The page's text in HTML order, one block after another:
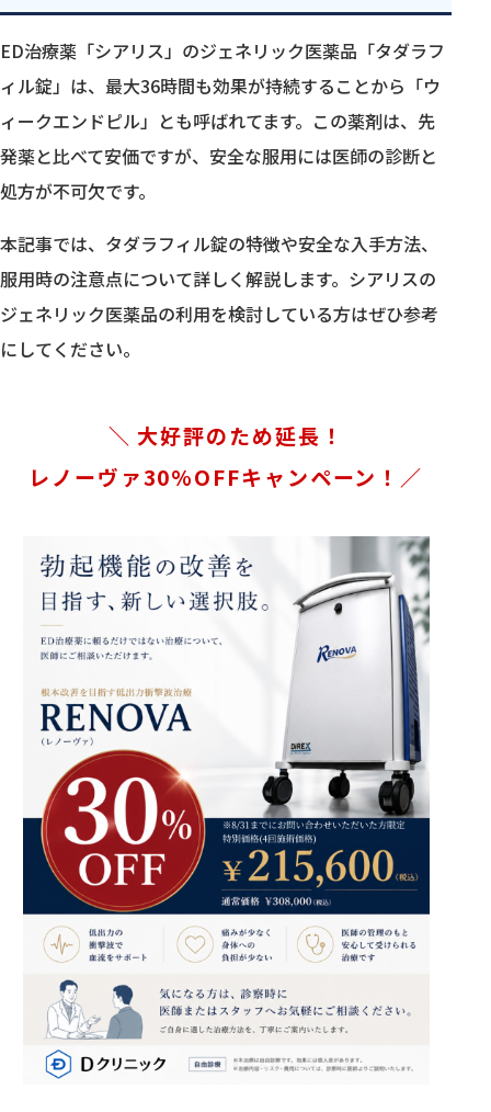
ED治療薬「シアリス」のジェネリック医薬品「タダラフ
ィル錠」は、最大36時間も効果が持続することから「ウ
ィークエンドピル」とも呼ばれてます。この薬剤は、先
発薬と比べて安価ですが、安全な服用には医師の診断と
処方が不可欠です。
本記事では、タダラフィル錠の特徴や安全な入手方法、
服用時の注意点について詳しく解説します。シアリスの
ジェネリック医薬品の利用を検討している方はぜひ参考
にしてください。
＼ 大好評のため延長！
レノーヴァ30%OFFキャンペーン！／